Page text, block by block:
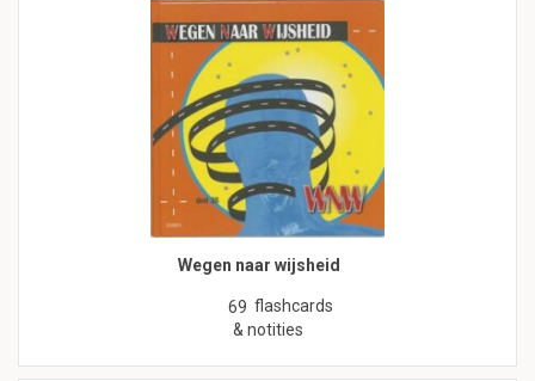
Wegen naar wijsheid
69 flashcards
& notities